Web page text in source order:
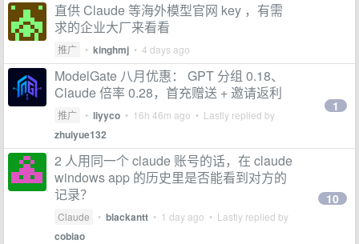
直供 Claude 等海外模型官网 key ，有需
求的企业大厂来看看
推广 • kinghmj • 4 days ago
ModelGate 八月优惠： GPT 分组 0.18、
Claude 倍率 0.28，首充赠送 + 邀请返利
推广 • liyyco • 16h 46m ago • Lastly replied by
zhuiyue132
1
2 人用同一个 claude 账号的话，在 claude
windows app 的历史里是否能看到对方的
记录？
Claude • blackantt • 1 day ago • Lastly replied by
cobiao
10